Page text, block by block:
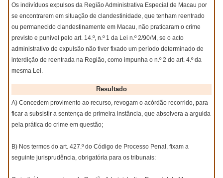
Os indivíduos expulsos da Região Administrativa Especial de Macau por
se encontrarem em situação de clandestinidade, que tenham reentrado
ou permanecido clandestinamente em Macau, não praticaram o crime
previsto e punível pelo art. 14.º, n.º 1 da Lei n.º 2/90/M, se o acto
administrativo de expulsão não tiver fixado um período determinado de
interdição de reentrada na Região, como impunha o n.º 2 do art. 4.º da
mesma Lei.
Resultado
A) Concedem provimento ao recurso, revogam o acórdão recorrido, para
ficar a subsistir a sentença de primeira instância, que absolvera a arguida
pela prática do crime em questão;
B) Nos termos do art. 427.º do Código de Processo Penal, fixam a
seguinte jurisprudência, obrigatória para os tribunais: